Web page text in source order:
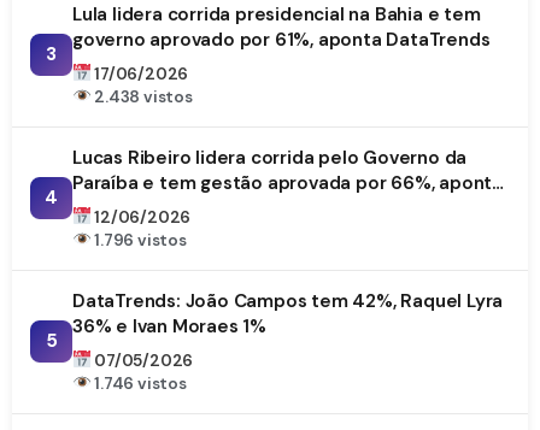
3
Lula lidera corrida presidencial na Bahia e tem
governo aprovado por 61%, aponta DataTrends
17/06/2026
2.438 vistos
4
Lucas Ribeiro lidera corrida pelo Governo da
Paraíba e tem gestão aprovada por 66%, aponta
DataTrends
12/06/2026
1.796 vistos
5
DataTrends: João Campos tem 42%, Raquel Lyra
36% e Ivan Moraes 1%
07/05/2026
1.746 vistos